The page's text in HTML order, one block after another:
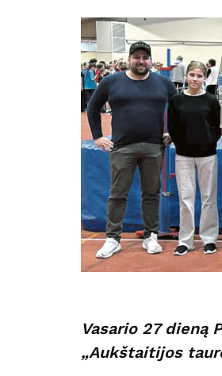
Vasario 27 dieną
„Aukštaitijos